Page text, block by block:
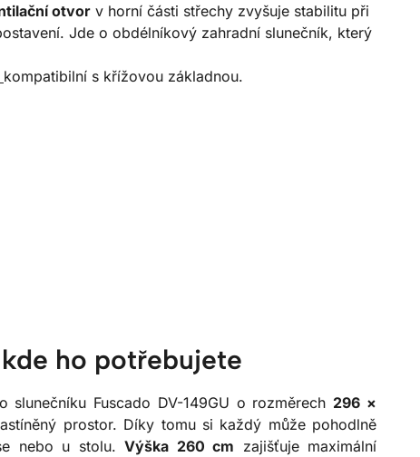
otvor v horní části střechy zvyšuje stabilitu při
Jde o obdélníkový zahradní slunečník, který
kompatibilní s křížovou základnou.
ho potřebujete
slunečníku Fuscado DV-149GU o rozměrech 296 ×
prostor. Díky tomu si každý může pohodlně
nebo u stolu.Výška 260 cm zajišťuje maximální